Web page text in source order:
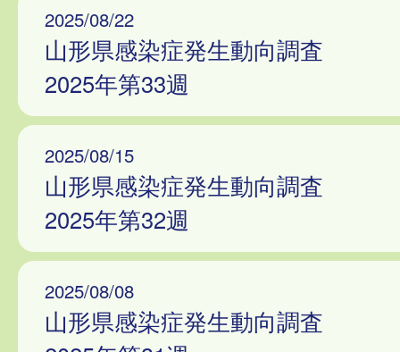
2025/08/22
山形県感染症発生動向調査
2025年第33週
2025/08/15
山形県感染症発生動向調査
2025年第32週
2025/08/08
山形県感染症発生動向調査